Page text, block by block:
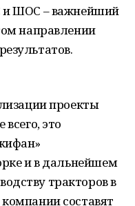
и ШОС – важнейший
направлении
проекты
это
и в дальнейшем
тракторов в
составят